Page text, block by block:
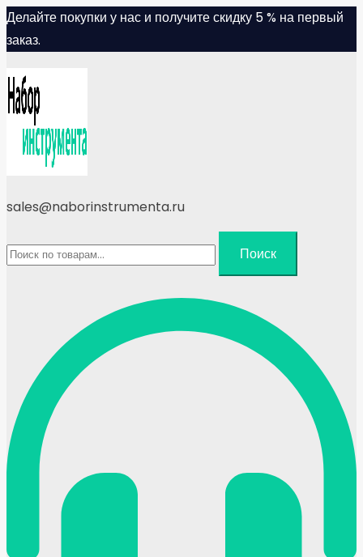
Skip
to
Делайте покупки у нас и получите скидку 5 % на первый
заказ.
sales@naborinstrumenta.ru
Искать:
Поиск